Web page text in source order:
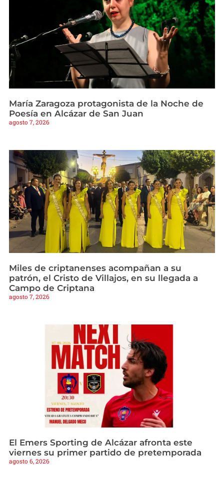
María Zaragoza protagonista de la Noche de
Poesía en Alcázar de San Juan
agosto 7, 2026
Miles de criptanenses acompañan a su
patrón, el Cristo de Villajos, en su llegada a
Campo de Criptana
agosto 7, 2026
El Emers Sporting de Alcázar afronta este
viernes su primer partido de pretemporada
agosto 6, 2026